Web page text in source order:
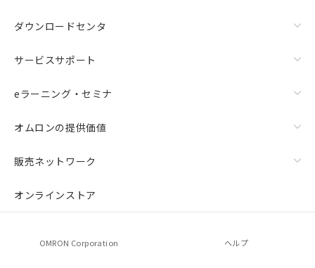
ダウンロードセンタ
サービスサポート
eラーニング・セミナ
オムロンの提供価値
販売ネットワーク
オンラインストア
OMRON Corporation ヘルプ